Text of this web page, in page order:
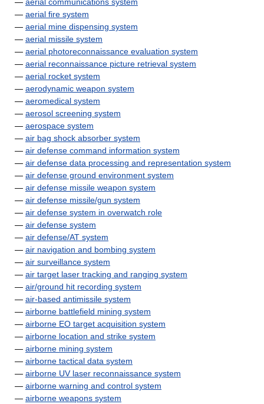
— aerial fire system
— aerial mine dispensing system
— aerial missile system
— aerial photoreconnaissance evaluation system
— aerial reconnaissance picture retrieval system
— aerial rocket system
— aerodynamic weapon system
— aeromedical system
— aerosol screening system
— aerospace system
— air bag shock absorber system
— air defense command information system
— air defense data processing and representation system
— air defense ground environment system
— air defense missile weapon system
— air defense missile/gun system
— air defense system in overwatch role
— air defense system
— air defense/AT system
— air navigation and bombing system
— air surveillance system
— air target laser tracking and ranging system
— air/ground hit recording system
— air-based antimissile system
— airborne battlefield mining system
— airborne EO target acquisition system
— airborne location and strike system
— airborne mining system
— airborne tactical data system
— airborne UV laser reconnaissance system
— airborne warning and control system
— airborne weapons system